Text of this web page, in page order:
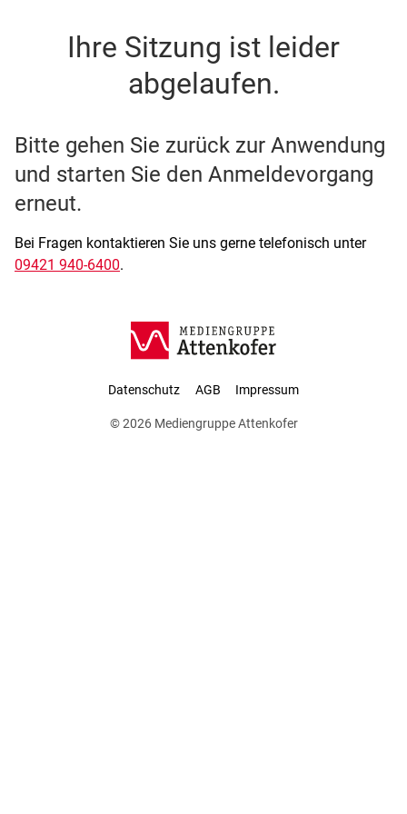
SSO Single-Sign-On der
Ihre Sitzung ist leider
abgelaufen.
Bitte gehen Sie zurück zur Anwendung
und starten Sie den Anmeldevorgang
erneut.
Bei Fragen kontaktieren Sie uns gerne telefonisch unter
09421 940-6400.
Datenschutz AGB Impressum
© 2026 Mediengruppe Attenkofer